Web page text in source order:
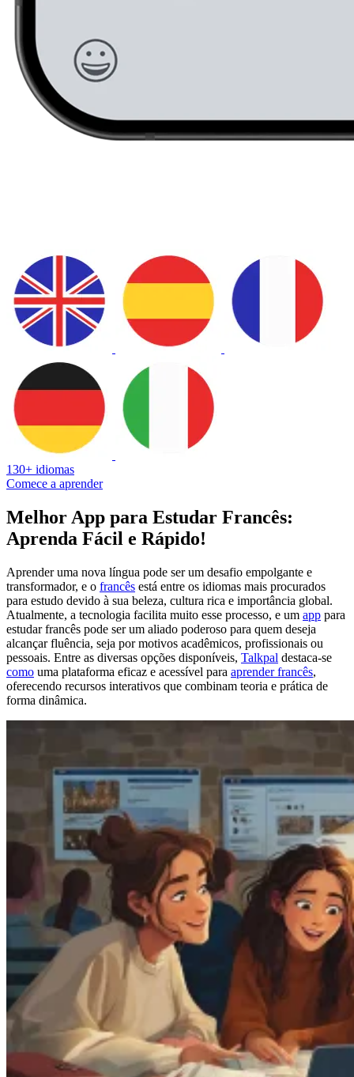
130+ idiomas
Comece a aprender
Melhor App para Estudar Francês:
Aprenda Fácil e Rápido!
Aprender uma nova língua pode ser um desafio empolgante e
transformador, e o francês está entre os idiomas mais procurados
para estudo devido à sua beleza, cultura rica e importância global.
Atualmente, a tecnologia facilita muito esse processo, e um app para
estudar francês pode ser um aliado poderoso para quem deseja
alcançar fluência, seja por motivos acadêmicos, profissionais ou
pessoais. Entre as diversas opções disponíveis, Talkpal destaca-se
como uma plataforma eficaz e acessível para aprender francês,
oferecendo recursos interativos que combinam teoria e prática de
forma dinâmica.